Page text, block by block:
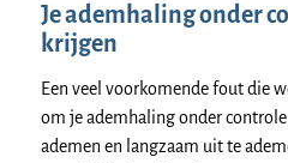
Je ademhaling onder
krijgen
Een veel voorkomende fout die
om je ademhaling onder
ademen en langzaam uit te